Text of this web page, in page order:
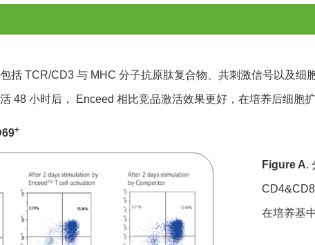
括 TCR/CD3 与 MHC 分子抗原肽复合物、共刺激信号以及
48 小时后， Enceed 相比竞品激活效果更好，在培养后细胞扩
+
Figure A.
在培养基